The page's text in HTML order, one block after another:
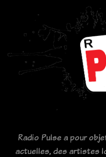
Radio Pulse a pour
actuelles, des artistes